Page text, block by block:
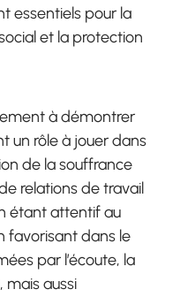
essentiels pour la
et la protection
à démontrer
un rôle à jouer dans
de la souffrance
relations de travail
étant attentif au
favorisant dans le
par l’écoute, la
mais aussi